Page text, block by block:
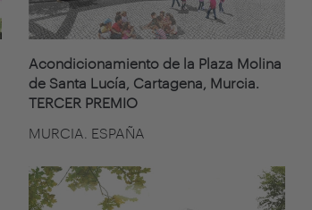
Acondicionamiento de la Plaza Molina
de Santa Lucía, Cartagena, Murcia.
TERCER PREMIO
MURCIA. ESPAÑA